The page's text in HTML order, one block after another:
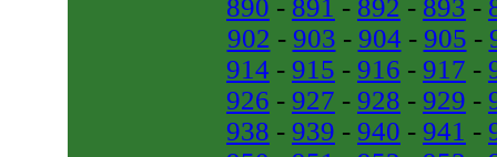
890 - 891 - 892 - 893 -
902 - 903 - 904 - 905 -
914 - 915 - 916 - 917 -
926 - 927 - 928 - 929 -
938 - 939 - 940 - 941 -